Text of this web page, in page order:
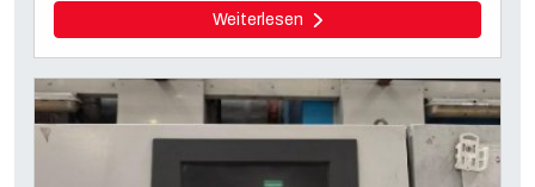
Weiterlesen